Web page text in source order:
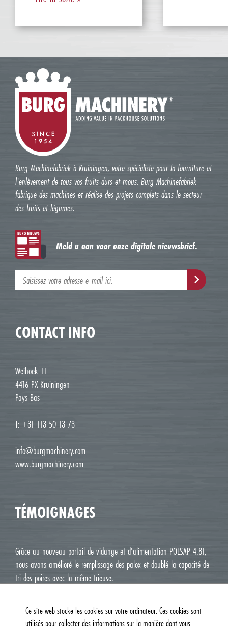
Burg Machinefabriek à Kruiningen, votre spécialiste pour la fourniture et
l'enlèvement de tous vos fruits durs et mous. Burg Machinefabriek
fabrique des machines et réalise des projets complets dans le secteur
des fruits et légumes.
Meld u aan voor onze digitale nieuwsbrief.
CONTACT INFO
Weihoek 11
4416 PX Kruiningen
Pays-Bas
T: +31 113 50 13 73
info@burgmachinery.com
www.burgmachinery.com
TÉMOIGNAGES
Grâce au nouveau portail de vidange et d'alimentation POLSAP 4.81,
nous avons amélioré le remplissage des palox et doublé la capacité de
tri des poires avec la même trieuse.
Ce site web stocke les cookies sur votre ordinateur. Ces cookies sont
utilisés pour collecter des informations sur la manière dont vous